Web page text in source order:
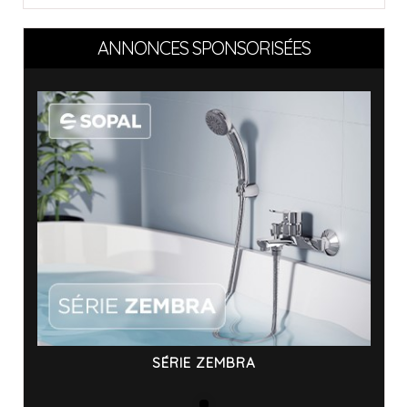
ANNONCES SPONSORISÉES
SÉRIE ZEMBRA